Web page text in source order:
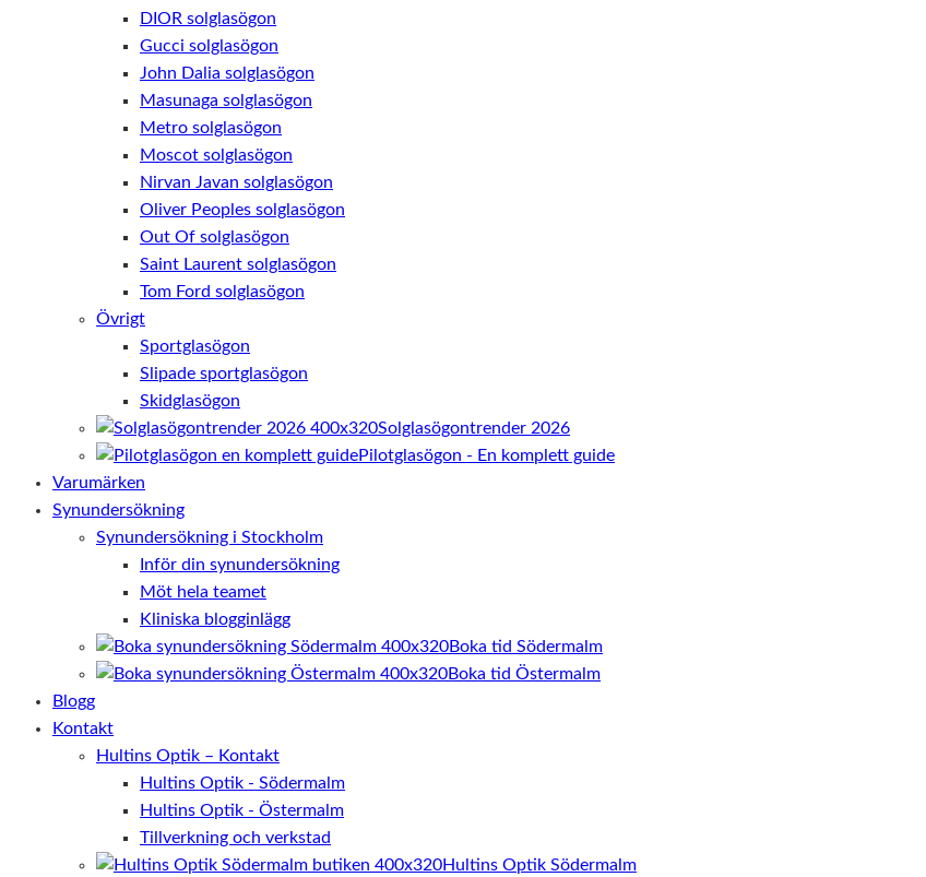
DIOR solglasögon
Gucci solglasögon
John Dalia solglasögon
Masunaga solglasögon
Metro solglasögon
Moscot solglasögon
Nirvan Javan solglasögon
Oliver Peoples solglasögon
Out Of solglasögon
Saint Laurent solglasögon
Tom Ford solglasögon
Övrigt
Sportglasögon
Slipade sportglasögon
Skidglasögon
Solglasögontrender 2026
Pilotglasögon - En komplett guide
Varumärken
Synundersökning
Synundersökning i Stockholm
Inför din synundersökning
Möt hela teamet
Kliniska blogginlägg
Boka tid Södermalm
Boka tid Östermalm
Blogg
Kontakt
Hultins Optik – Kontakt
Hultins Optik - Södermalm
Hultins Optik - Östermalm
Tillverkning och verkstad
Hultins Optik Södermalm